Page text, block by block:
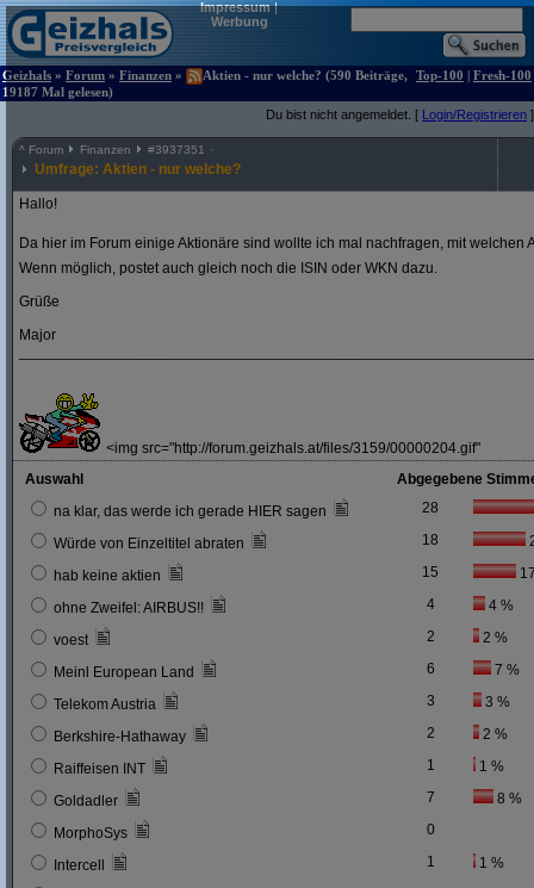
Impressum|
Werbung
Geizhals » Forum » Finanzen »
Aktien - nur welche? (590 Beiträge,
19187 Mal gelesen)
Top-100 | Fresh-100
Du bist nicht angemeldet. [ Login/Registrieren ]
^ Forum Finanzen #3937351
Umfrage: Aktien - nur welche?
Hallo!
Da hier im Forum einige Aktionäre sind wollte ich mal nachfragen, mit welchen
Wenn möglich, postet auch gleich noch die ISIN oder WKN dazu.
Grüße
Major
<img src="http://forum.geizhals.at/files/3159/00000204.gif"
Auswahl
Abgegebene
na klar, das werde ich gerade HIER sagen
28
Würde von Einzeltitel abraten 18
hab keine aktien 15
ohne Zweifel: AIRBUS!! 4 4 %
voest 2 2 %
Meinl European Land 6 7 %
Telekom Austria 3 3 %
Berkshire-Hathaway 2 2 %
Raiffeisen INT 1 1 %
Goldadler 7 8 %
MorphoSys 0
Intercell 1 1 %